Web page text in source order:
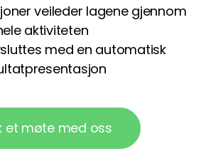
veileder lagene gjennom
aktiviteten
med en automatisk
et møte med oss